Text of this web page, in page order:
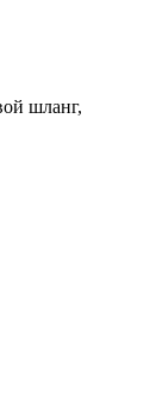
шланг,